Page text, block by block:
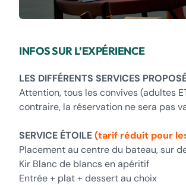
INFOS SUR L’EXPÉRIENCE
LES DIFFÉRENTS SERVICES
Attention, tous les convives (adultes
contraire, la réservation ne sera pas
SERVICE ÉTOILE(tarif réduit pour
Placement au centre du bateau, sur
Kir Blanc de blancs en apéritif
Entrée + plat + dessert au choix